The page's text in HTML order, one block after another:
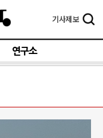
기사제보
연구소